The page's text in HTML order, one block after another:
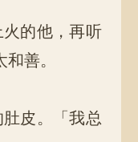
的他，再听
善。
皮。「我总